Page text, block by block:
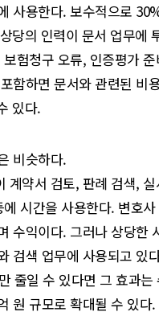
사용한다. 보수적으로
당의 인력이 문서 업무에
험청구 오류, 인증평가
함하면 문서와 관련된 비
있다.
비슷하다.
계약서 검토, 판례 검색,
시간을 사용한다. 변호
수익이다. 그러나 상당한
검색 업무에 사용되고 있
줄일 수 있다면 그 효과는
원 규모로 확대될 수 있다.